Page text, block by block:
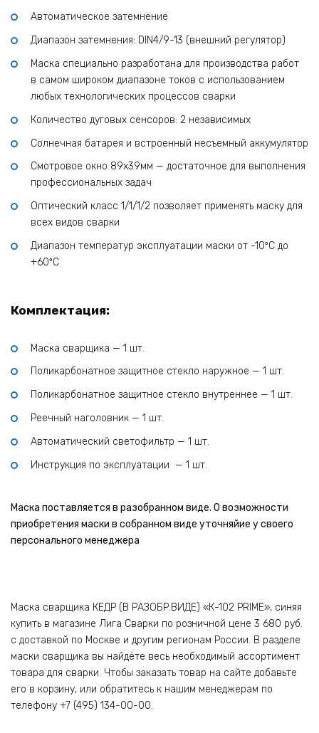
Автоматическое затемнение
Диапазон затемнения: DIN4/9-13 (внешний регулятор)
Маска специально разработана для производства работ
в самом широком диапазоне токов с использованием
любых технологических процессов сварки
Количество дуговых сенсоров: 2 независимых
Солнечная батарея и встроенный несъемный аккумулятор
Смотровое окно 89х39мм — достаточное для выполнения
профессиональных задач
Оптический класс 1/1/1/2 позволяет применять маску для
всех видов сварки
Диапазон температур эксплуатации маски от -10ºС до
+60ºС
Комплектация:
Маска сварщика — 1 шт.
Поликарбонатное защитное стекло наружное — 1 шт.
Поликарбонатное защитное стекло внутреннее — 1 шт.
Реечный наголовник — 1 шт.
Автоматический светофильтр — 1 шт.
Инструкция по эксплуатации — 1 шт.
Маска поставляется в разобранном виде. О возможности
приобретения маски в собранном виде уточняйие у своего
персонального менеджера
Маска сварщика КЕДР (В РАЗОБР.ВИДЕ) «К-102 PRIME», синяя
купить в магазине Лига Сварки по розничной цене 3 680 руб.
с доставкой по Москве и другим регионам России. В разделе
маски сварщика вы найдёте весь необходимый ассортимент
товара для сварки. Чтобы заказать товар на сайте добавьте
его в корзину, или обратитесь к нашим менеджерам по
телефону +7 (495) 134-00-00.